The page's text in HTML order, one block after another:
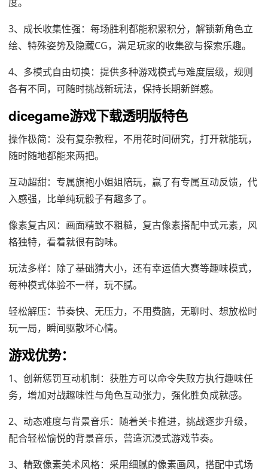
3、‌成长收集性强‌：每场胜利都能积累积分，解锁新角色立
绘、特殊姿势及隐藏CG，满足玩家的收集欲与探索乐趣。
4、‌多模式自由切换‌：提供多种游戏模式与难度层级，规则
各有不同，可随时挑战新玩法，保持长期新鲜感。
dicegame游戏下载透明版特色
操作极简：没有复杂教程，不用花时间研究，打开就能玩，
随时随地都能来两把。
互动超甜：专属旗袍小姐姐陪玩，赢了有专属互动反馈，代
入感强，比单纯玩骰子有趣多了。
像素复古风：画面精致不粗糙，复古像素搭配中式元素，风
格独特，看着就很有韵味。
玩法多样：除了基础猜大小，还有幸运值大赛等趣味模式，
每种模式体验不一样，玩不腻。
轻松解压：节奏快、无压力，不用费脑，无聊时、想放松时
玩一局，瞬间驱散坏心情。
游戏优势：
1、创新惩罚互动机制‌：获胜方可以命令失败方执行趣味任
务，增加对战趣味性与角色互动张力，强化胜负成就感。
2、‌动态难度与背景音乐‌：随着关卡推进，挑战逐步升级，
配合轻松愉悦的背景音乐，营造沉浸式游戏节奏。
3、‌精致像素美术风格‌：采用细腻的像素画风，搭配中式场